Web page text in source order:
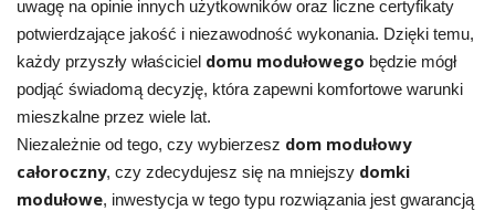
uwagę na opinie innych użytkowników oraz liczne certyfikaty
potwierdzające jakość i niezawodność wykonania. Dzięki temu,
każdy przyszły właściciel domu modułowego będzie mógł
podjąć świadomą decyzję, która zapewni komfortowe warunki
mieszkalne przez wiele lat.
Niezależnie od tego, czy wybierzesz dom modułowy
całoroczny, czy zdecydujesz się na mniejszy domki
modułowe, inwestycja w tego typu rozwiązania jest gwarancją